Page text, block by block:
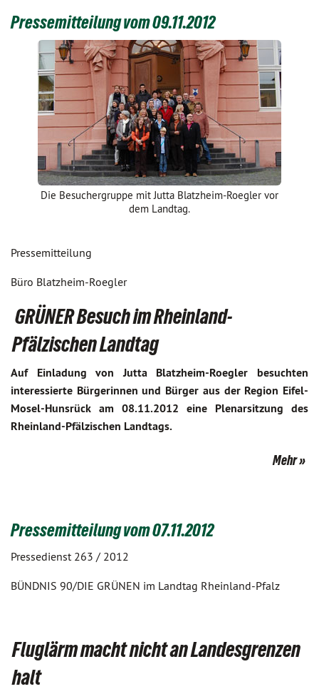
Pressemitteilung vom 09.11.2012
Die Besuchergruppe mit Jutta Blatzheim-Roegler vor
dem Landtag.
Pressemitteilung
Büro Blatzheim-Roegler
GRÜNER Besuch im Rheinland-
Pfälzischen Landtag
Auf Einladung von Jutta Blatzheim-Roegler besuchten
interessierte Bürgerinnen und Bürger aus der Region Eifel-
Mosel-Hunsrück am 08.11.2012 eine Plenarsitzung des
Rheinland-Pfälzischen Landtags.
Mehr
Pressemitteilung vom 07.11.2012
Pressedienst 263 / 2012
BÜNDNIS 90/DIE GRÜNEN im Landtag Rheinland-Pfalz
Fluglärm macht nicht an Landesgrenzen
halt